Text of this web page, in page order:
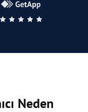
Neden